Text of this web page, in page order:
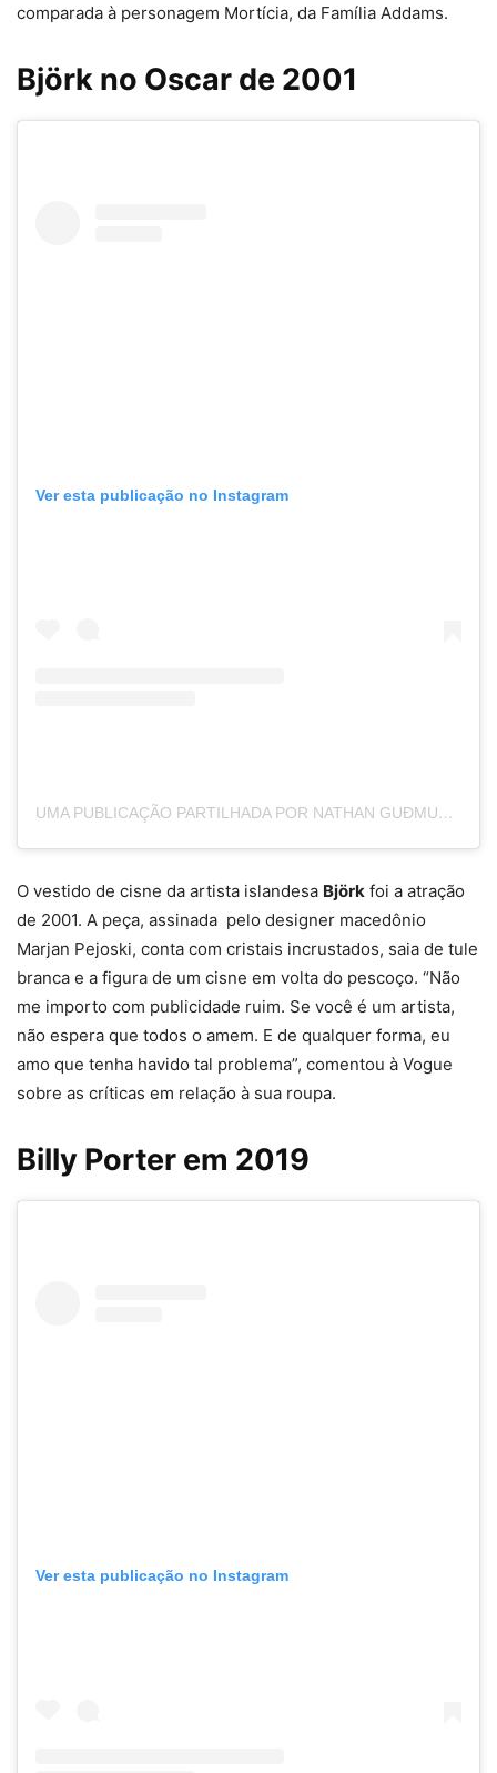
comparada à personagem Mortícia, da Família Addams.
Björk no Oscar de 2001
Ver esta publicação no Instagram
UMA PUBLICAÇÃO PARTILHADA POR NATHAN GUÐMUNDSDÓTTIR ♡ (@BJORKISAQUEEN)
O vestido de cisne da artista islandesa Björk foi a atração
de 2001. A peça, assinada pelo designer macedônio
Marjan Pejoski, conta com cristais incrustados, saia de tule
branca e a figura de um cisne em volta do pescoço. “Não
me importo com publicidade ruim. Se você é um artista,
não espera que todos o amem. E de qualquer forma, eu
amo que tenha havido tal problema”, comentou à Vogue
sobre as críticas em relação à sua roupa.
Billy Porter em 2019
Ver esta publicação no Instagram